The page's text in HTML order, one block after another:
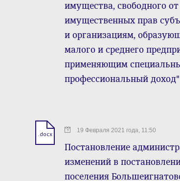
имущества, свободного
имущественных прав
и организациям,
малого и среднего
применяющим
профессиональный доход"
.docx 19 Февраля 2021 года, 11:50
Постановление
изменений в
поселения